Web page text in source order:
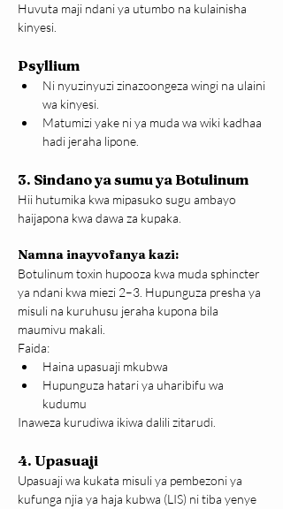
Huvuta maji ndani ya utumbo na kulainisha
kinyesi.
Psyllium
Ni nyuzinyuzi zinazoongeza wingi na ulaini
wa kinyesi.
Matumizi yake ni ya muda wa wiki kadhaa
hadi jeraha lipone.
3. Sindano ya sumu ya Botulinum
Hii hutumika kwa mipasuko sugu ambayo
haijapona kwa dawa za kupaka.
Namna inayvofanya kazi:
Botulinum toxin hupooza kwa muda sphincter
ya ndani kwa miezi 2–3. Hupunguza presha ya
misuli na kuruhusu jeraha kupona bila
maumivu makali.
Faida:
Haina upasuaji mkubwa
Hupunguza hatari ya uharibifu wa
kudumu
Inaweza kurudiwa ikiwa dalili zitarudi.
4. Upasuaji
Upasuaji wa kukata misuli ya pembezoni ya
kufunga njia ya haja kubwa (LIS) ni tiba yenye